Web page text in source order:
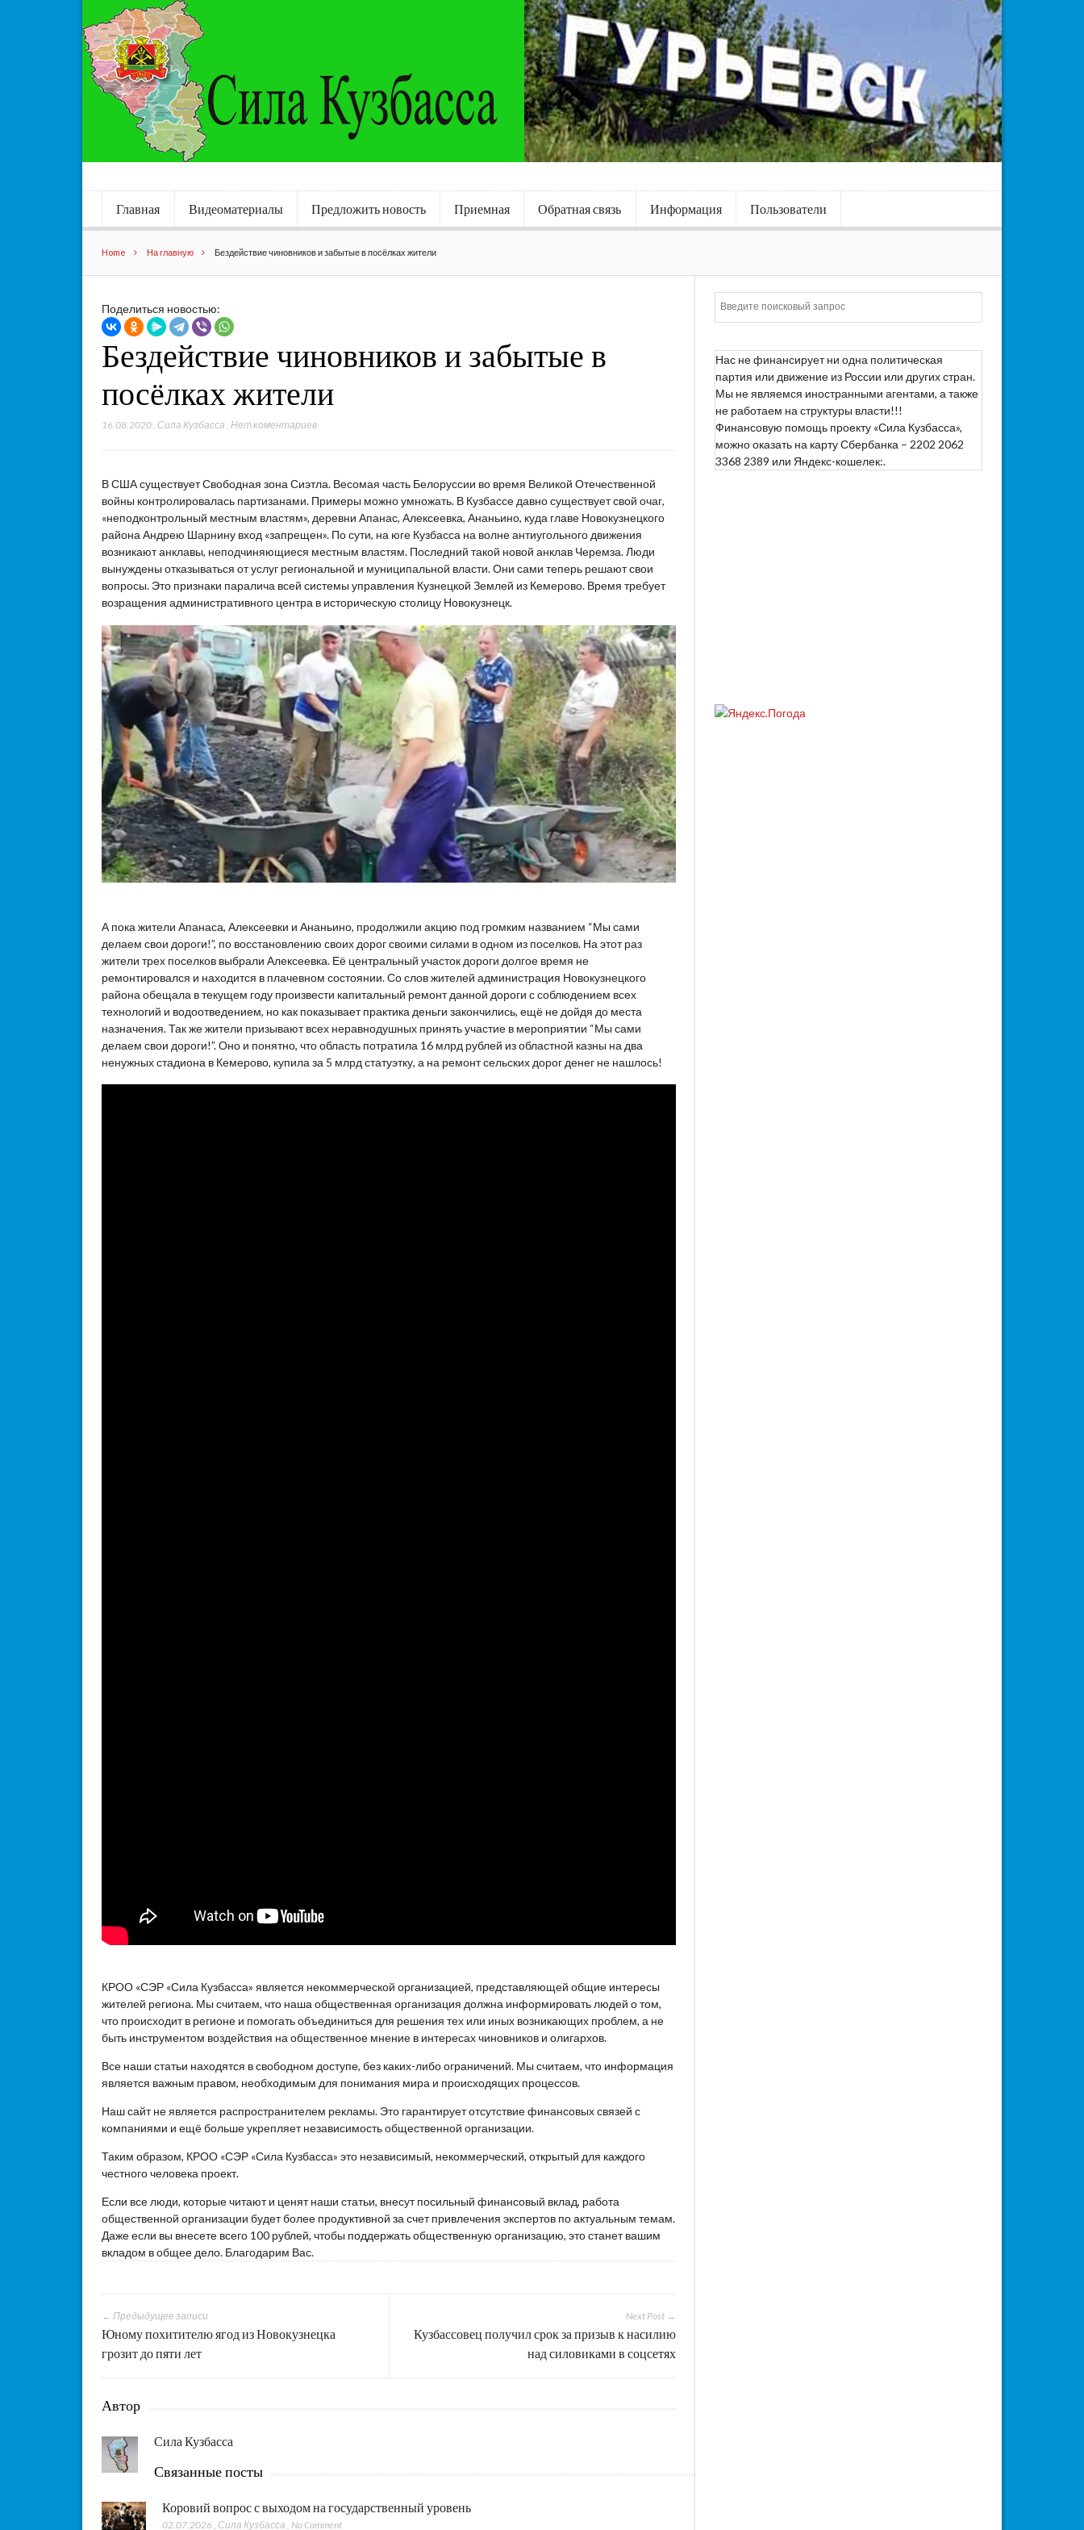
Главная Видеоматериалы Предложить новость Приемная Обратная связь Информация Пользователи
Home На главную Бездействие чиновников и забытые в посёлках жители
Поделиться новостью:
Бездействие чиновников и забытые в
посёлках жители
16.08.2020 Сила Кузбасса ,Нет коментариев
В США существует Свободная зона Сиэтла. Весомая часть Белоруссии во время Великой Отечественной
войны контролировалась партизанами. Примеры можно умножать. В Кузбассе давно существует свой очаг,
«неподконтрольный местным властям», деревни Апанас, Алексеевка, Ананьино, куда главе Новокузнецкого
района Андрею Шарнину вход «запрещен». По сути, на юге Кузбасса на волне антиугольного движения
возникают анклавы, неподчиняющиеся местным властям. Последний такой новой анклав Черемза. Люди
вынуждены отказываться от услуг региональной и муниципальной власти. Они сами теперь решают свои
вопросы. Это признаки паралича всей системы управления Кузнецкой Землей из Кемерово. Время требует
возращения административного центра в историческую столицу Новокузнецк.
А пока жители Апанаса, Алексеевки и Ананьино, продолжили акцию под громким названием “Мы сами
делаем свои дороги!”, по восстановлению своих дорог своими силами в одном из поселков. На этот раз
жители трех поселков выбрали Алексеевка. Её центральный участок дороги долгое время не
ремонтировался и находится в плачевном состоянии. Со слов жителей администрация Новокузнецкого
района обещала в текущем году произвести капитальный ремонт данной дороги с соблюдением всех
технологий и водоотведением, но как показывает практика деньги закончились, ещё не дойдя до места
назначения. Так же жители призывают всех неравнодушных принять участие в мероприятии “Мы сами
делаем свои дороги!”. Оно и понятно, что область потратила 16 млрд рублей из областной казны на два
ненужных стадиона в Кемерово, купила за 5 млрд статуэтку, а на ремонт сельских дорог денег не нашлось!
КРОО «СЭР «Сила Кузбасса» является некоммерческой организацией, представляющей общие интересы
жителей региона. Мы считаем, что наша общественная организация должна информировать людей о том,
что происходит в регионе и помогать объединиться для решения тех или иных возникающих проблем, а не
быть инструментом воздействия на общественное мнение в интересах чиновников и олигархов.
Все наши статьи находятся в свободном доступе, без каких-либо ограничений. Мы считаем, что информация
является важным правом, необходимым для понимания мира и происходящих процессов.
Наш сайт не является распространителем рекламы. Это гарантирует отсутствие финансовых связей с
компаниями и ещё больше укрепляет независимость общественной организации.
Таким образом, КРОО «СЭР «Сила Кузбасса» это независимый, некоммерческий, открытый для каждого
честного человека проект.
Если все люди, которые читают и ценят наши статьи, внесут посильный финансовый вклад, работа
общественной организации будет более продуктивной за счет привлечения экспертов по актуальным темам.
Даже если вы внесете всего 100 рублей, чтобы поддержать общественную организацию, это станет вашим
вкладом в общее дело. Благодарим Вас.
Next Post →
Кузбассовец получил срок за призыв к насилию
над силовиками в соцсетях
← Предыдущее записи
Юному похитителю ягод из Новокузнецка
грозит до пяти лет
Автор
Сила Кузбасса
Связанные посты
Коровий вопрос с выходом на государственный уровень
02.07.2026 , Сила Кузбасса ,No Comment
Нас не финансирует ни одна политическая
партия или движение из России или других стран.
Мы не являемся иностранными агентами, а также
не работаем на структуры власти!!!
Финансовую помощь проекту «Сила Кузбасса»,
можно оказать на карту Сбербанка – 2202 2062
3368 2389 или Яндекс-кошелек:.